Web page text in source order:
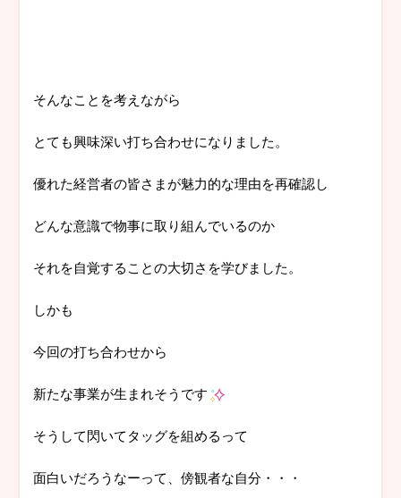
そんなことを考えながら
とても興味深い打ち合わせになりました。
優れた経営者の皆さまが魅力的な理由を再確認し
どんな意識で物事に取り組んでいるのか
それを自覚することの大切さを学びました。
しかも
今回の打ち合わせから
新たな事業が生まれそうです
そうして閃いてタッグを組めるって
面白いだろうなーって、傍観者な自分・・・